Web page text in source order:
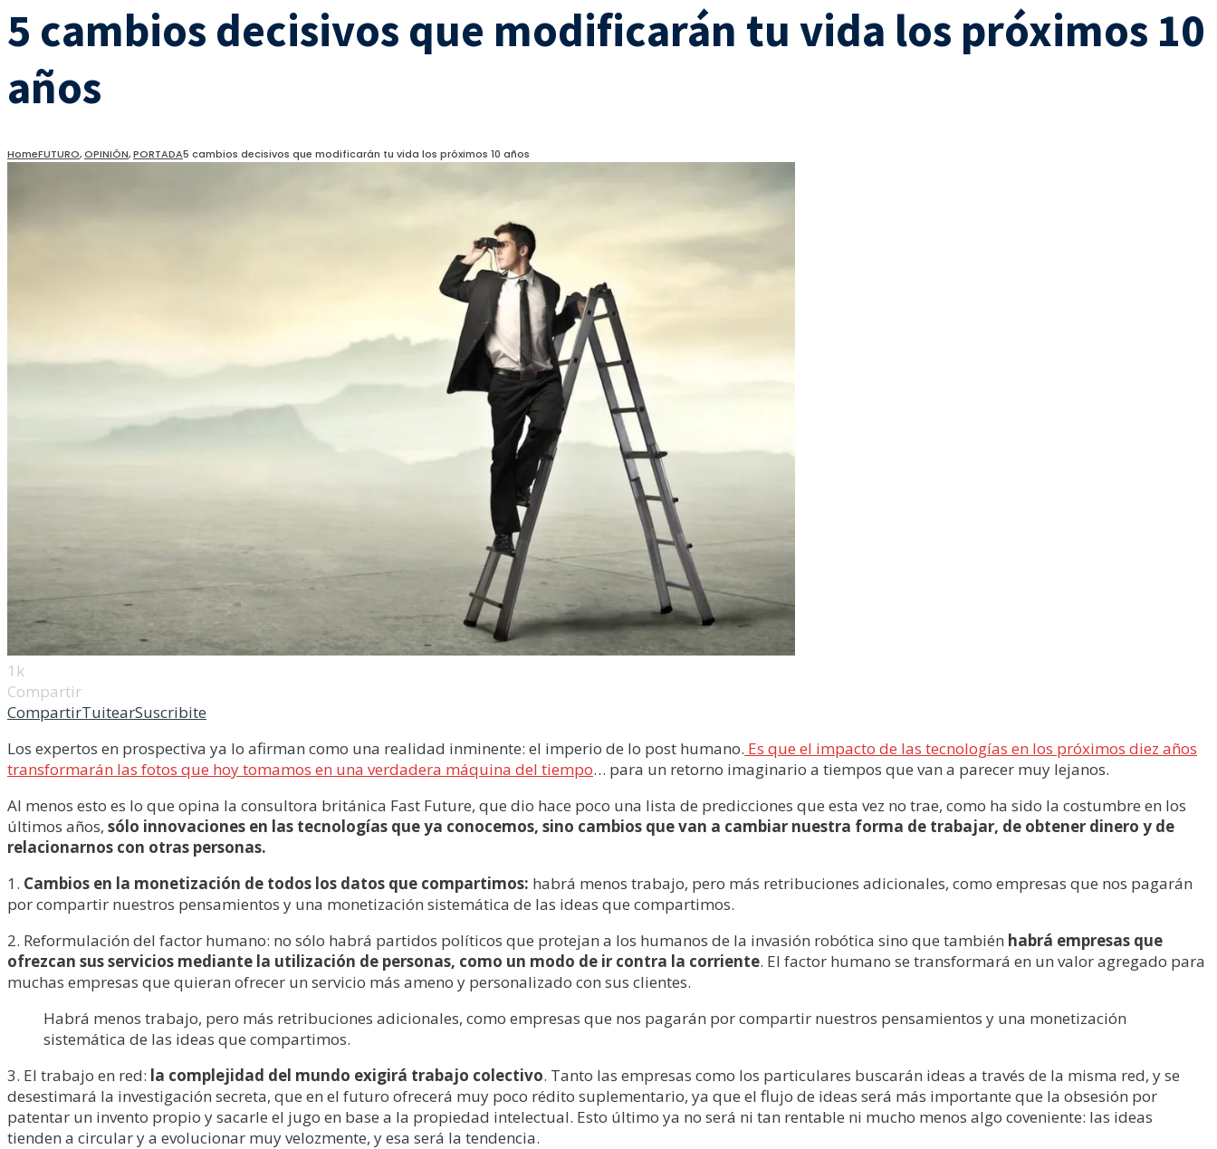
5 cambios decisivos que modificarán tu vida los próximos 10
años
HomeFUTURO,OPINIÓN,PORTADA5 cambios decisivos que modificarán tu vida los próximos 10 años
1k
Compartir
CompartirTuitearSuscribite
Los expertos en prospectiva ya lo afirman como una realidad inminente: el imperio de lo post humano. Es que el impacto de las tecnologías en los próximos diez años
transformarán las fotos que hoy tomamos en una verdadera máquina del tiempo… para un retorno imaginario a tiempos que van a parecer muy lejanos.
Al menos esto es lo que opina la consultora británica Fast Future, que dio hace poco una lista de predicciones que esta vez no trae, como ha sido la costumbre en los
últimos años, sólo innovaciones en las tecnologías que ya conocemos, sino cambios que van a cambiar nuestra forma de trabajar, de obtener dinero y de
relacionarnos con otras personas.
1. Cambios en la monetización de todos los datos que compartimos: habrá menos trabajo, pero más retribuciones adicionales, como empresas que nos pagarán
por compartir nuestros pensamientos y una monetización sistemática de las ideas que compartimos.
2. Reformulación del factor humano: no sólo habrá partidos políticos que protejan a los humanos de la invasión robótica sino que también habrá empresas que
ofrezcan sus servicios mediante la utilización de personas, como un modo de ir contra la corriente. El factor humano se transformará en un valor agregado para
muchas empresas que quieran ofrecer un servicio más ameno y personalizado con sus clientes.
Habrá menos trabajo, pero más retribuciones adicionales, como empresas que nos pagarán por compartir nuestros pensamientos y una monetización
sistemática de las ideas que compartimos.
3. El trabajo en red: la complejidad del mundo exigirá trabajo colectivo. Tanto las empresas como los particulares buscarán ideas a través de la misma red, y se
desestimará la investigación secreta, que en el futuro ofrecerá muy poco rédito suplementario, ya que el flujo de ideas será más importante que la obsesión por
patentar un invento propio y sacarle el jugo en base a la propiedad intelectual. Esto último ya no será ni tan rentable ni mucho menos algo coveniente: las ideas
tienden a circular y a evolucionar muy velozmente, y esa será la tendencia.